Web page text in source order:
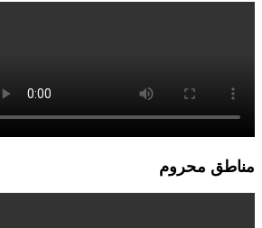
مناطق محروم